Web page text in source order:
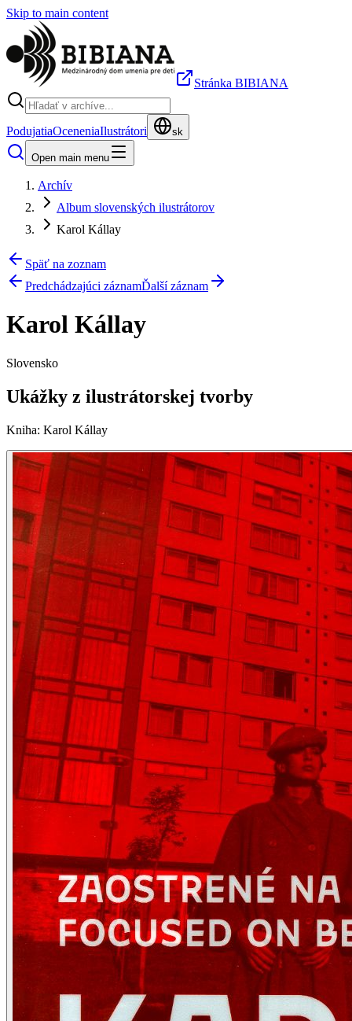
Skip to main content
Stránka BIBIANA
PodujatiaOceneniaIlustrátori sk
Open main menu
Archív
Album slovenských ilustrátorov
Karol Kállay
Späť na zoznam
Predchádzajúci záznamĎalší záznam
Karol Kállay
Slovensko
Ukážky z ilustrátorskej tvorby
Kniha: Karol Kállay